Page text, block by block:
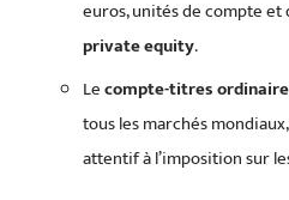
euros, unités de compte et
private equity.
Lecompte-titres ordinaire
tous les marchés
attentif à l’imposition sur